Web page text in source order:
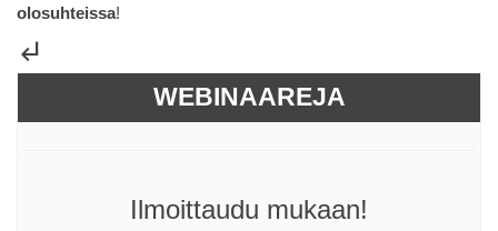
olosuhteissa!
subdirectory_arrow_left
WEBINAAREJA
Ilmoittaudu mukaan!